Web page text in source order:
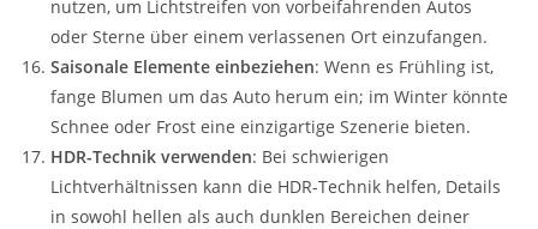
nutzen, um Lichtstreifen von vorbeifahrenden Autos
oder Sterne über einem verlassenen Ort einzufangen.
Saisonale Elemente einbeziehen: Wenn es Frühling ist,
fange Blumen um das Auto herum ein; im Winter könnte
Schnee oder Frost eine einzigartige Szenerie bieten.
HDR-Technik verwenden: Bei schwierigen
Lichtverhältnissen kann die HDR-Technik helfen, Details
in sowohl hellen als auch dunklen Bereichen deiner